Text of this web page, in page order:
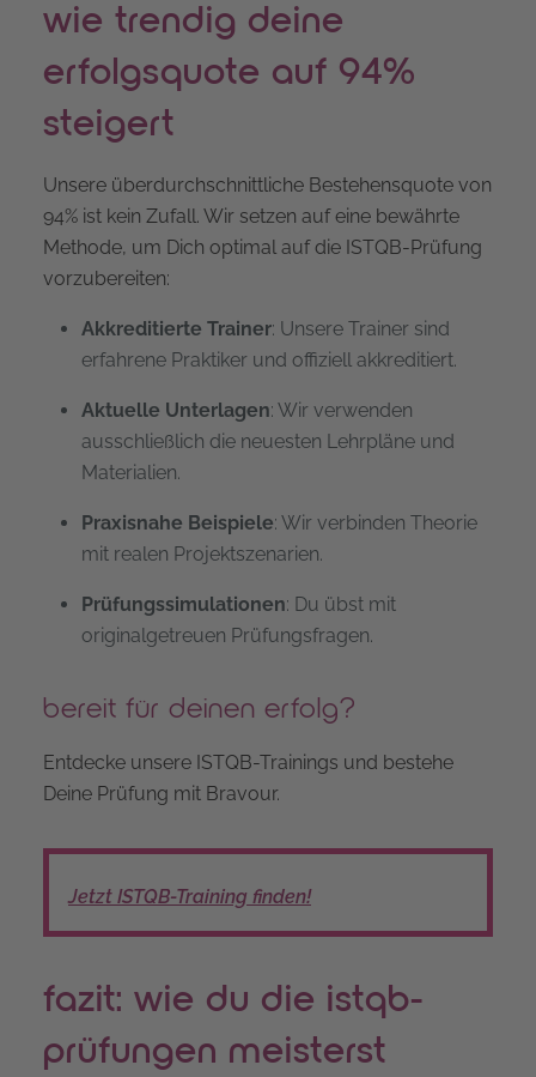
wie trendig deine
erfolgsquote auf 94%
steigert
Unsere überdurchschnittliche Bestehensquote von
94% ist kein Zufall. Wir setzen auf eine bewährte
Methode, um Dich optimal auf die ISTQB-Prüfung
vorzubereiten:
Akkreditierte Trainer: Unsere Trainer sind
erfahrene Praktiker und offiziell akkreditiert.
Aktuelle Unterlagen: Wir verwenden
ausschließlich die neuesten Lehrpläne und
Materialien.
Praxisnahe Beispiele: Wir verbinden Theorie
mit realen Projektszenarien.
Prüfungssimulationen: Du übst mit
originalgetreuen Prüfungsfragen.
bereit für deinen erfolg?
Entdecke unsere ISTQB-Trainings und bestehe
Deine Prüfung mit Bravour.
Jetzt ISTQB-Training finden!
fazit: wie du die istqb-
prüfungen meisterst